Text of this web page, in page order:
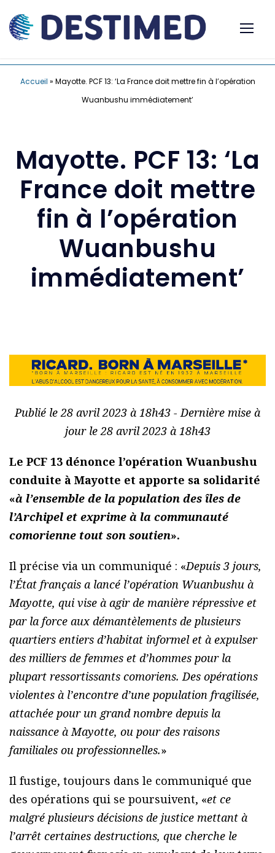
Accueil » Mayotte. PCF 13: ‘La France doit mettre fin à l’opération
Wuanbushu immédiatement’
Mayotte. PCF 13: ‘La
France doit mettre
fin à l’opération
Wuanbushu
immédiatement’
Publié le 28 avril 2023 à 18h43 - Dernière mise à
jour le 28 avril 2023 à 18h43
Le PCF 13 dénonce l’opération Wuanbushu
conduite à Mayotte et apporte sa solidarité
«à l’ensemble de la population des îles de
l’Archipel et exprime à la communauté
comorienne tout son soutien».
Il précise via un communiqué : «Depuis 3 jours,
l’État français a lancé l’opération Wuanbushu à
Mayotte, qui vise à agir de manière répressive et
par la force aux démantèlements de plusieurs
quartiers entiers d’habitat informel et à expulser
des milliers de femmes et d’hommes pour la
plupart ressortissants comoriens. Des opérations
violentes à l’encontre d’une population fragilisée,
attachée pour un grand nombre depuis la
naissance à Mayotte, ou pour des raisons
familiales ou professionnelles.»
Il fustige, toujours dans le communiqué que
des opérations qui se poursuivent, «et ce
malgré plusieurs décisions de justice mettant à
l’arrêt certaines destructions, que cherche le